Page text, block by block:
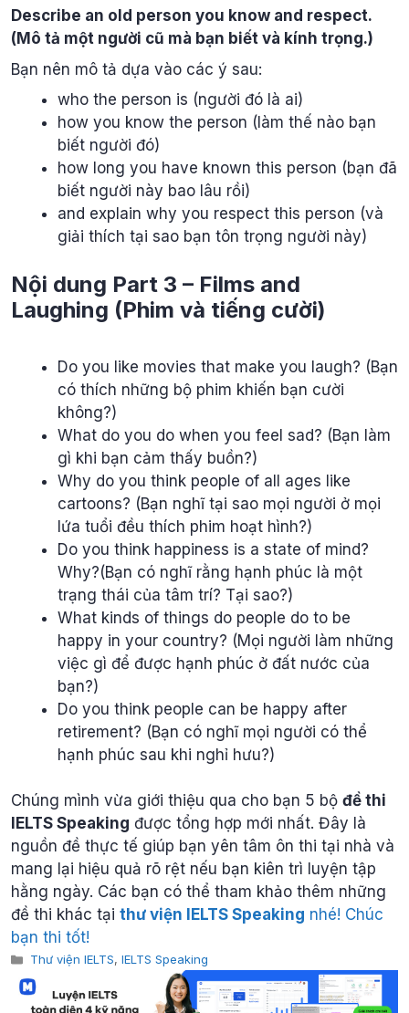
Describe an old person you know and respect.
(Mô tả một người cũ mà bạn biết và kính trọng.)
Bạn nên mô tả dựa vào các ý sau:
who the person is (người đó là ai)
how you know the person (làm thế nào bạn
biết người đó)
how long you have known this person (bạn đã
biết người này bao lâu rồi)
and explain why you respect this person (và
giải thích tại sao bạn tôn trọng người này)
Nội dung Part 3 – Films and
Laughing (Phim và tiếng cười)
Do you like movies that make you laugh? (Bạn
có thích những bộ phim khiến bạn cười
không?)
What do you do when you feel sad? (Bạn làm
gì khi bạn cảm thấy buồn?)
Why do you think people of all ages like
cartoons? (Bạn nghĩ tại sao mọi người ở mọi
lứa tuổi đều thích phim hoạt hình?)
Do you think happiness is a state of mind?
Why?(Bạn có nghĩ rằng hạnh phúc là một
trạng thái của tâm trí? Tại sao?)
What kinds of things do people do to be
happy in your country? (Mọi người làm những
việc gì để được hạnh phúc ở đất nước của
bạn?)
Do you think people can be happy after
retirement? (Bạn có nghĩ mọi người có thể
hạnh phúc sau khi nghỉ hưu?)
Chúng mình vừa giới thiệu qua cho bạn 5 bộ đề thi
IELTS Speaking được tổng hợp mới nhất. Đây là
nguồn đề thực tế giúp bạn yên tâm ôn thi tại nhà và
mang lại hiệu quả rõ rệt nếu bạn kiên trì luyện tập
hằng ngày. Các bạn có thể tham khảo thêm những
đề thi khác tại thư viện IELTS Speaking nhé! Chúc
bạn thi tốt!
Categories
Thư viện IELTS, IELTS Speaking